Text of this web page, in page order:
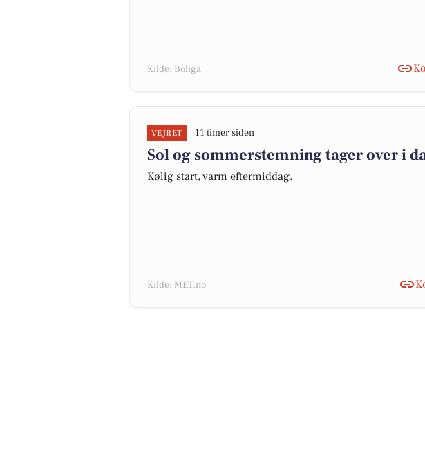
Kilde: Boliga
VEJRET 11 timer siden
Sol og sommerstemning tager over i
Kølig start, varm eftermiddag.
Kilde: MET.no